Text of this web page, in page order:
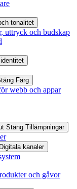
tonalitet
uttryck och budskap
Färg
webb och appar
Stäng Tillämpningar
Digitala kanaler
och gåvor